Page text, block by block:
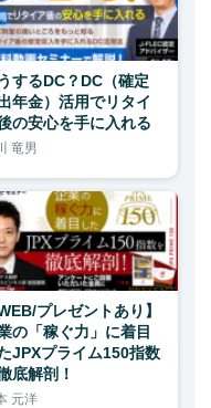
するDC？DC（確定
年金）活用でリタイ
の安心を手に入れる
竜男
WEB/プレゼントあり】
の「稼ぐ力」に着目
JPXプライム150指数
底解剖！
元洋